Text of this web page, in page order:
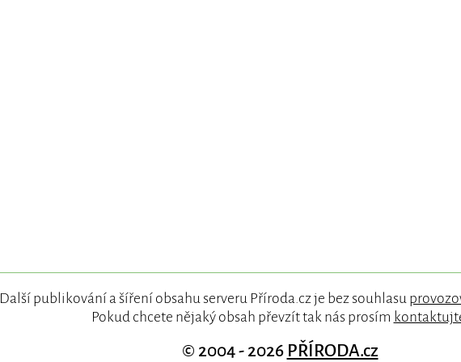
Další publikování a šíření obsahu serveru Příroda.cz je bez souhlasu
Pokud chcete nějaký obsah převzít tak nás prosím
© 2004 - 2026 PŘÍRODA.cz